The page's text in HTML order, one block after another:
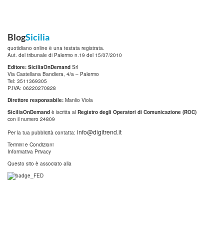
BlogSicilia
quotidiano online è una testata registrata.
Aut. del tribunale di Palermo n.19 del 15/07/2010
Editore: SiciliaOnDemand Srl
Via Castellana Bandiera, 4/a – Palermo
Tel: 3511369305
P.IVA: 06220270828
Direttore responsabile: Manlio Viola
SiciliaOnDemand è iscritta al Registro degli Operatori di Comunicazione (ROC)
con il numero 24809
Per la tua pubblicità contatta: info@digitrend.it
Termini e Condizioni
Informativa Privacy
Questo sito è associato alla